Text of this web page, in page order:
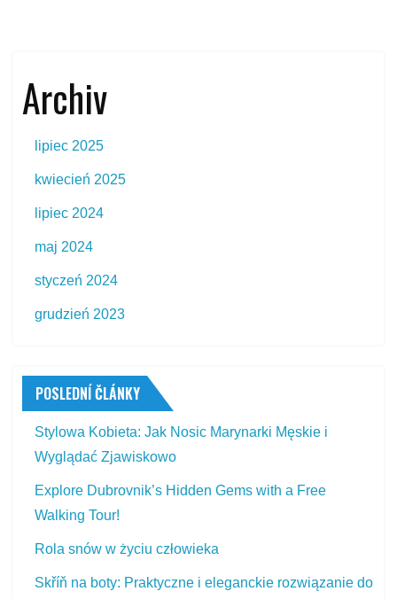
Archiv
lipiec 2025
kwiecień 2025
lipiec 2024
maj 2024
styczeń 2024
grudzień 2023
POSLEDNÍ ČLÁNKY
Stylowa Kobieta: Jak Nosic Marynarki Męskie i
Wyglądać Zjawiskowo
Explore Dubrovnik’s Hidden Gems with a Free
Walking Tour!
Rola snów w życiu człowieka
Skříň na boty: Praktyczne i eleganckie rozwiązanie do